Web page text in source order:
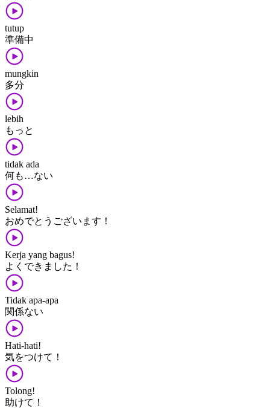
tutup
準備中
mungkin
多分
lebih
もっと
tidak ada
何​も​…ない
Selamat!
おめでとう​ございます！
Kerja yang bagus!
よく​できました！
Tidak apa-apa
関係​ない
Hati-hati!
気​を​つけて！
Tolong!
助けて！